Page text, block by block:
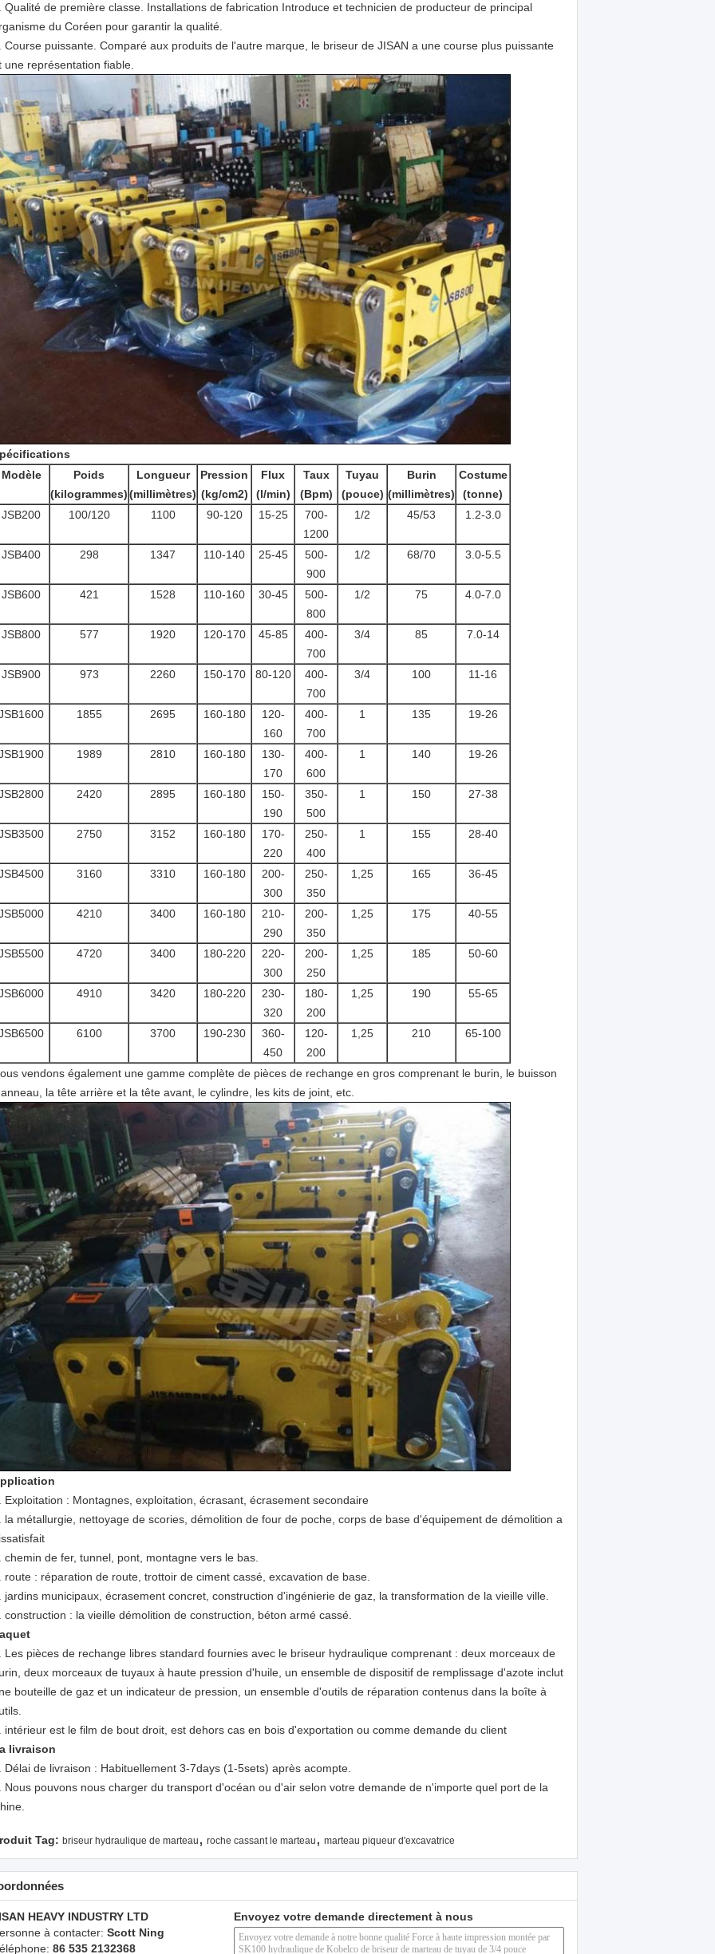
Qualité de première classe. Installations de fabrication Introduce et technicien de producteur de principal
du Coréen pour garantir la qualité.
Course puissante. Comparé aux produits de l'autre marque, le briseur de JISAN a une course plus puissante
une représentation fiable.
Modèle
Poids
(kilogrammes)
Longueur
(millimètres)
Pression
(kg/cm2)
Flux
(l/min)
Taux
(Bpm)
Tuyau
(pouce)
Burin
(millimètres)
Costume
(tonne)
JSB200
100/120 1100 90-120 15-25
700-
1200
1/2 45/53 1.2-3.0
JSB400 298 1347 110-140 25-45
500-
900
1/2 68/70 3.0-5.5
JSB600 421 1528 110-160 30-45
500-
800
1/2 75 4.0-7.0
JSB800 577 1920 120-170 45-85
400-
700
3/4 85 7.0-14
JSB900 973 2260 150-170 80-120
400-
700
3/4 100 11-16
1855 2695 160-180
120-
160
400-
700
1 135 19-26
1989 2810 160-180
130-
170
400-
600
1 140 19-26
2420 2895 160-180
150-
190
350-
500
1 150 27-38
2750 3152 160-180
170-
220
250-
400
1 155 28-40
3160 3310 160-180
200-
300
250-
350
1,25 165 36-45
4210 3400 160-180
210-
290
200-
350
1,25 175 40-55
4720 3400 180-220
220-
300
200-
250
1,25 185 50-60
4910 3420 180-220
230-
320
180-
200
1,25 190 55-65
6100 3700 190-230
360-
450
120-
200
1,25 210 65-100
vendons également une gamme complète de pièces de rechange en gros comprenant le burin, le buisson
la tête arrière et la tête avant, le cylindre, les kits de joint, etc.
Exploitation : Montagnes, exploitation, écrasant, écrasement secondaire
la métallurgie, nettoyage de scories, démolition de four de poche, corps de base d'équipement de démolition a
chemin de fer, tunnel, pont, montagne vers le bas.
route : réparation de route, trottoir de ciment cassé, excavation de base.
jardins municipaux, écrasement concret, construction d'ingénierie de gaz, la transformation de la vieille ville.
construction : la vieille démolition de construction, béton armé cassé.
Les pièces de rechange libres standard fournies avec le briseur hydraulique comprenant : deux morceaux de
deux morceaux de tuyaux à haute pression d'huile, un ensemble de dispositif de remplissage d'azote inclut
bouteille de gaz et un indicateur de pression, un ensemble d'outils de réparation contenus dans la boîte à
intérieur est le film de bout droit, est dehors cas en bois d'exportation ou comme demande du client
livraison
Délai de livraison : Habituellement 3-7days (1-5sets) après acompte.
Nous pouvons nous charger du transport d'océan ou d'air selon votre demande de n'importe quel port de la
Tag: briseur hydraulique de marteau , roche cassant le marteau , marteau piqueur d'excavatrice
HEAVY INDUSTRY LTD
à contacter: Scott Ning
86 535 2132368
Envoyez votre demande directement à nous